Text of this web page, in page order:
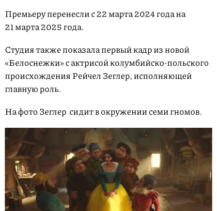
Премьеру перенесли с 22 марта 2024 года на
21 марта 2025 года.
Студия также показала первый кадр из новой
«Белоснежки» с актрисой колумбийско-польского
происхождения Рейчел Зеглер, исполняющей
главную роль.
На фото Зеглер сидит в окружении семи гномов.